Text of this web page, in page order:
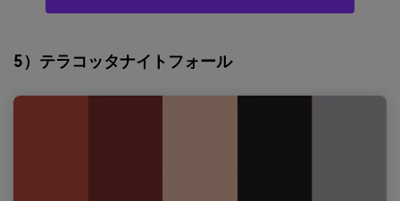
5）テラコッタナイトフォール